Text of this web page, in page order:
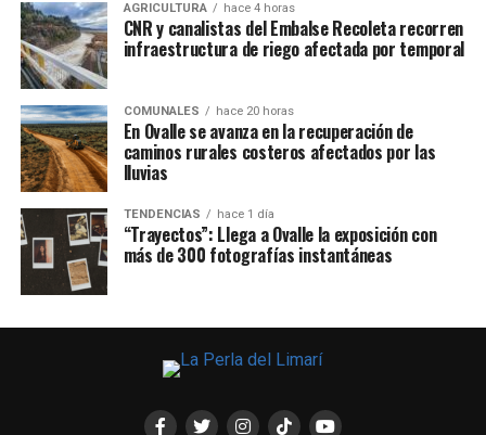
AGRICULTURA hace 4 horas
CNR y canalistas del Embalse Recoleta recorren
infraestructura de riego afectada por temporal
COMUNALES hace 20 horas
En Ovalle se avanza en la recuperación de
caminos rurales costeros afectados por las
lluvias
TENDENCIAS hace 1 día
“Trayectos”: Llega a Ovalle la exposición con
más de 300 fotografías instantáneas